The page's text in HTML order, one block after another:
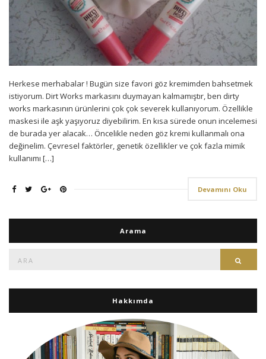
Herkese merhabalar ! Bugün size favori göz kremimden bahsetmek
istiyorum. Dirt Works markasını duymayan kalmamıştır, ben dirty
works markasının ürünlerini çok çok severek kullanıyorum. Özellikle
maskesi ile aşk yaşıyoruz diyebilirim. En kısa sürede onun incelemesi
de burada yer alacak… Öncelikle neden göz kremi kullanmalı ona
değinelim. Çevresel faktörler, genetik özellikler ve çok fazla mimik
kullanımı […]
Devamını Oku
Arama
Hakkımda